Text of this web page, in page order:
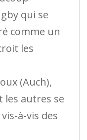
qui se
comme un
les
(Auch),
les autres se
à-vis des